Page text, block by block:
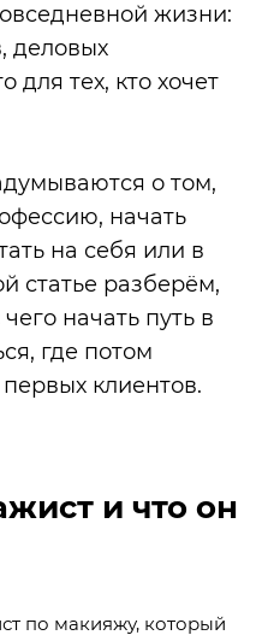
жизни:
деловых
для тех, кто хочет
о том,
начать
на себя или в
статье разберём,
начать путь в
где потом
клиентов.
и что он
по макияжу, который